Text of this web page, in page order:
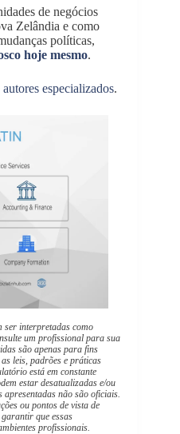
de negócios
Zelândia e como
políticas,
hoje mesmo.
especializados.
ser interpretadas como
um profissional para sua
são apenas para fins
leis, padrões e práticas
está em constante
estar desatualizadas e/ou
não são oficiais.
ou pontos de vista de
que essas
profissionais.